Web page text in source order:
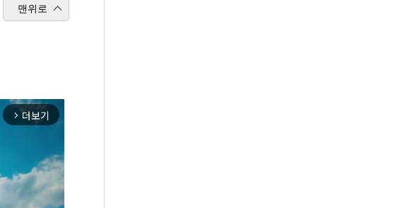
맨위로
arrow_forward_ios 더보기